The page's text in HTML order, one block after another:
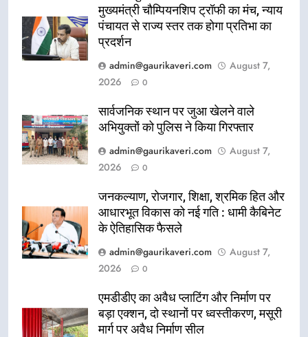
मुख्यमंत्री चौम्पियनशिप ट्रॉफी का मंच, न्याय
पंचायत से राज्य स्तर तक होगा प्रतिभा का
प्रदर्शन
admin@gaurikaveri.com
August 7,
2026
0
सार्वजनिक स्थान पर जुआ खेलने वाले
अभियुक्तों को पुलिस ने किया गिरफ्तार
admin@gaurikaveri.com
August 7,
2026
0
जनकल्याण, रोजगार, शिक्षा, श्रमिक हित और
आधारभूत विकास को नई गति : धामी कैबिनेट
के ऐतिहासिक फैसले
admin@gaurikaveri.com
August 7,
2026
0
एमडीडीए का अवैध प्लाटिंग और निर्माण पर
बड़ा एक्शन, दो स्थानों पर ध्वस्तीकरण, मसूरी
मार्ग पर अवैध निर्माण सील